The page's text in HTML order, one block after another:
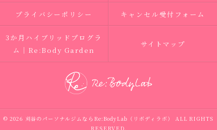
プライバシーポリシー キャンセル受付フォーム
3か月ハイブリッドプログラ
ム｜Re:Body Garden
サイトマップ
© 2026 刈谷のパーソナルジムならRe:BodyLab（リボディラボ） ALL RIGHTS
RESERVED.